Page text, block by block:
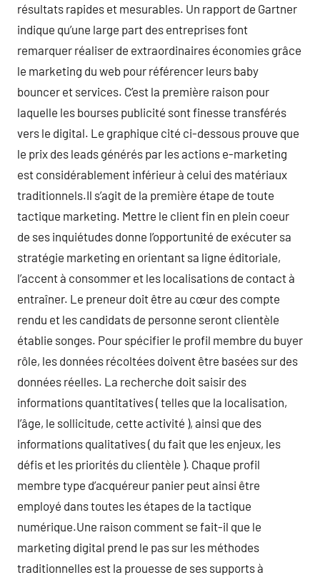
résultats rapides et mesurables. Un rapport de Gartner
indique qu’une large part des entreprises font
remarquer réaliser de extraordinaires économies grâce
le marketing du web pour référencer leurs baby
bouncer et services. C’est la première raison pour
laquelle les bourses publicité sont finesse transférés
vers le digital. Le graphique cité ci-dessous prouve que
le prix des leads générés par les actions e-marketing
est considérablement inférieur à celui des matériaux
traditionnels.Il s’agit de la première étape de toute
tactique marketing. Mettre le client fin en plein coeur
de ses inquiétudes donne l’opportunité de exécuter sa
stratégie marketing en orientant sa ligne éditoriale,
l’accent à consommer et les localisations de contact à
entraîner. Le preneur doit être au cœur des compte
rendu et les candidats de personne seront clientèle
établie songes. Pour spécifier le profil membre du buyer
rôle, les données récoltées doivent être basées sur des
données réelles. La recherche doit saisir des
informations quantitatives ( telles que la localisation,
l’âge, le sollicitude, cette activité ), ainsi que des
informations qualitatives ( du fait que les enjeux, les
défis et les priorités du clientèle ). Chaque profil
membre type d’acquéreur panier peut ainsi être
employé dans toutes les étapes de la tactique
numérique.Une raison comment se fait-il que le
marketing digital prend le pas sur les méthodes
traditionnelles est la prouesse de ses supports à